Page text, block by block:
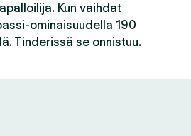
Kun vaihdat
ominaisuudella 190
Tinderissä se onnistuu.